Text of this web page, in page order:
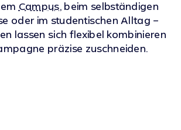
Campus, beim selbständigen
oder im studentischen Alltag –
lassen sich flexibel kombinieren
präzise zuschneiden.